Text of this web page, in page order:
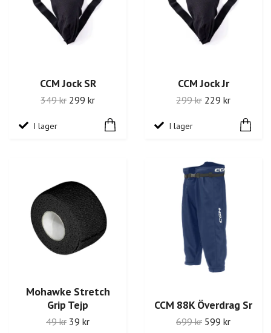
CCM Jock SR
349 kr 299 kr
I lager
CCM Jock Jr
299 kr 229 kr
I lager
Mohawke Stretch
Grip Tejp
49 kr 39 kr
CCM 88K Överdrag Sr
699 kr 599 kr